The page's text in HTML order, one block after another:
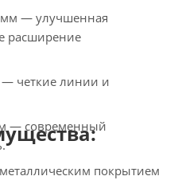
— улучшенная
расширение
четкие линии и
— современный
покрытием